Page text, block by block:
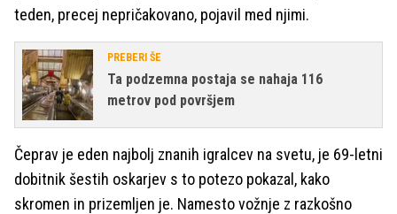
teden, precej nepričakovano, pojavil med njimi.
PREBERI ŠE
Ta podzemna postaja se nahaja 116
metrov pod površjem
Čeprav je eden najbolj znanih igralcev na svetu, je 69-letni
dobitnik šestih oskarjev s to potezo pokazal, kako
skromen in prizemljen je. Namesto vožnje z razkošno